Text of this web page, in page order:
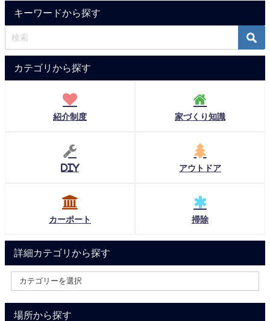
キーワードから探す
カテゴリから探す
紹介制度 家づくり知識
DIY アウトドア
カーポート 掃除
詳細カテゴリから探す
場所から探す